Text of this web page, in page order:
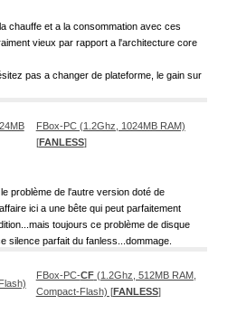
chauffe et a la consommation avec ces
vieux par rapport a l'architecture core
pas a changer de plateforme, le gain sur
FBox-PC (1.2Ghz, 1024MB RAM)
[FANLESS]
problème de l'autre version doté de
ici a une bête qui peut parfaitement
toujours ce problème de disque
silence parfait du fanless...dommage.
FBox-PC-CF(1.2Ghz, 512MB RAM,
Compact-Flash) [FANLESS]